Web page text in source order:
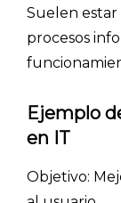
Suelen estar
procesos
Ejemplo
en IT
Objetivo: